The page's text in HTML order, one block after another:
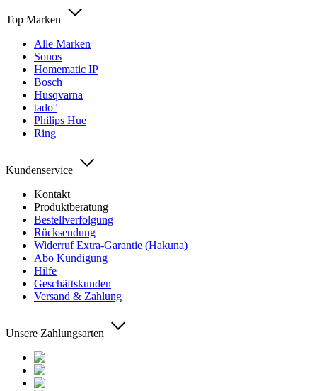
Top Marken
Alle Marken
Sonos
Homematic IP
Bosch
Husqvarna
tado°
Philips Hue
Ring
Kundenservice
Kontakt
Produktberatung
Bestellverfolgung
Rücksendung
Widerruf Extra-Garantie (Hakuna)
Abo Kündigung
Hilfe
Geschäftskunden
Versand & Zahlung
Unsere Zahlungsarten